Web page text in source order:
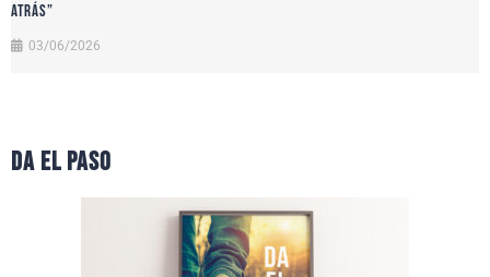
atrás”
03/06/2026
da el paso